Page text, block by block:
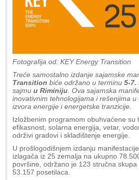
Fotografija od: KEY Energy Transition
Treće samostalno izdanje sajamske
Transition biće održano u terminu 5-7.
sajmu u Riminiju . Ova sajamska
inovativnim tehnologijama i rešenjima u
izvora energije i energetske tranzicije.
Izložbenim programom obuhvaćene su
efikasnost, solarna energija, vetar,
održivi gradovi i skladištenje energije.
U prošlogodišnjem izdanju
izlagača iz 25 zemalja na ukupno
površine, održano je 123 stručna
53.157 posetilaca.